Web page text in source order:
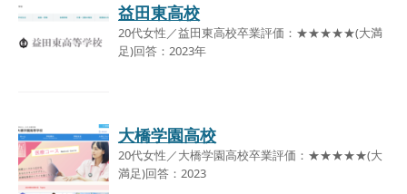
益田東高校
20代女性／益田東高校卒業評価：★★★★★(大満
足)回答：2023年
大橋学園高校
20代女性／大橋学園高校卒業評価：★★★★★(大
満足)回答：2023